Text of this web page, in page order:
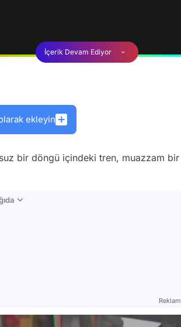
İçerik Devam Ediyor
ekleyin
bir döngü içindeki tren, muazzam bir
Reklam